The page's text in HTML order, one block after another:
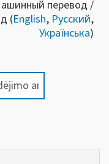
перевод /
(English, Русский,
Українська)